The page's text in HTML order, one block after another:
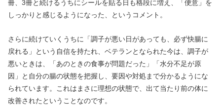
冊、3冊と続けるうちにシールを貼る日も格段に増え、「便意」を
しっかりと感じるようになった、というコメント。
さらに続けていくうちに「調子が悪い日があっても、必ず快腸に
戻れる」という自信を持たれ、ベテランとなられた今は、調子が
悪いときは、「あのときの食事が問題だった」「水分不足が原
因」と自分の腸の状態を把握し、要因や対処まで分かるようにな
られています。これはまさに理想の状態で、出て当たり前の体に
改善されたということなのです。